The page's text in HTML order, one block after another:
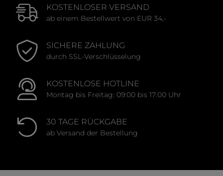
KOSTENLOSER VERSAND
ab einem Bestellwert von EUR 34,-
SICHERE ZAHLUNG
durch SSL-Verschlüsselung
KOSTENLOSE HOTLINE
Montag bis Freitag: 09:00 bis 17:00 Uhr
30 TAGE RÜCKGABE
ab Versand der Bestellung